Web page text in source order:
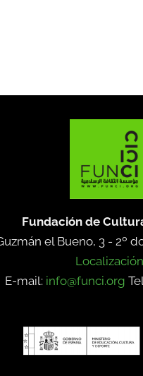
Fundación de
el Bueno, 3 - 2º
Localización
E-mail: info@funci.org